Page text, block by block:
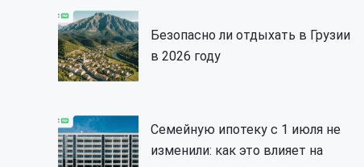
Безопасно ли отдыхать в Грузии
в 2026 году
Семейную ипотеку с 1 июля не
изменили: как это влияет на